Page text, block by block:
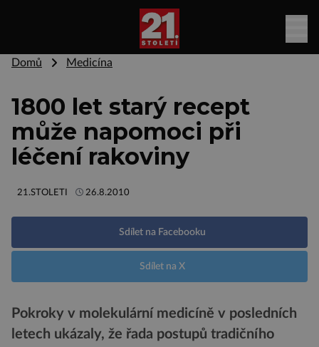
Domů Medicína
1800 let starý recept
může napomoci při
léčení rakoviny
21.STOLETI 26.8.2010
Sdílet na Facebooku
Sdílet na X
Pokroky v molekulární medicíně v posledních
letech ukázaly, že řada postupů tradičního